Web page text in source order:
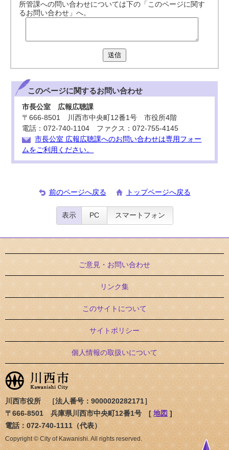
所管課への問い合わせについては下の「このページに関す
るお問い合わせ」へ。
送信
このページに関するお問い合わせ
市長公室 広報広聴課
〒666-8501 川西市中央町12番1号 市役所4階
電話：072-740-1104 ファクス：072-755-4145
市長公室 広報広聴課へのお問い合わせは専用フォー
ムをご利用ください。
前のページへ戻る トップページへ戻る
表示 PC スマートフォン
ご意見・お問い合わせ
リンク集
このサイトについて
サイトポリシー
個人情報の取扱いについて
川西市役所 ［法人番号：9000020282171］
〒666-8501 兵庫県川西市中央町12番1号 [ 地図 ]
電話：072-740-1111（代表）
Copyright © City of Kawanishi. All rights reserved.